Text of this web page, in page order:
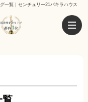
一覧｜センチュリー21パキラハウス
覧